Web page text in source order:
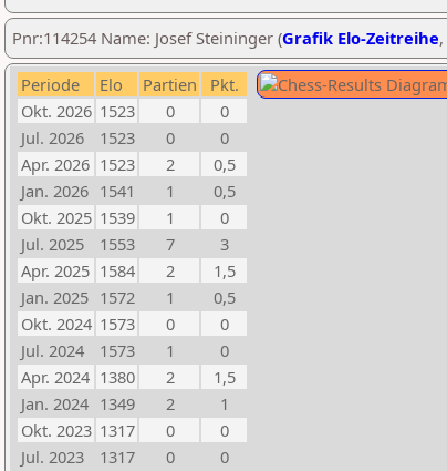
Pnr:114254 Name: Josef Steininger (Grafik Elo-Zeitreihe,
Periode Elo Partien
Pkt.
Okt. 2026 1523 0
0
Jul. 2026
1523 0
0
Apr. 2026 1523 2
0,5
Jan. 2026 1541 1
0,5
Okt. 2025 1539 1
0
Jul. 2025
1553 7
3
Apr. 2025 1584 2
1,5
Jan. 2025 1572 1
0,5
Okt. 2024 1573 0
0
Jul. 2024
1573 1
0
Apr. 2024 1380 2
1,5
Jan. 2024 1349 2
1
Okt. 2023 1317 0
0
Jul. 2023
1317 0
0